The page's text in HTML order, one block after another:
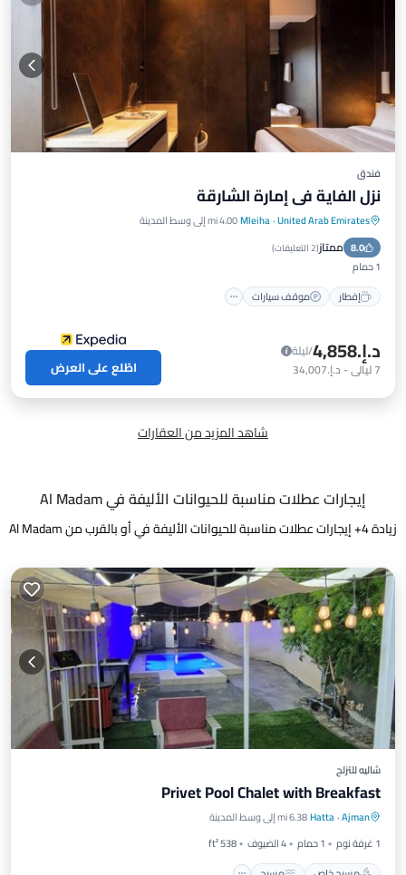
فندق
نزل الفاية في إمارة الشارقة
United Arab Emirates
·
Mleiha4.00 mi إلى وسط المدينة
8.0 ممتاز(2 التعليقات )
1 حمام
إفطار
موقف سيارات
إفطار
د.إ.‏4,858
/ليلة
7ليالي- د.إ.‏34,007 اطّلع على العرض
شاهد المزيد من العقارات
إيجارات عطلات مناسبة للحيوانات الأليفة في Al Madam
زيادة4+ إيجارات عطلات مناسبة للحيوانات الأليفة في أو بالقرب من Al Madam
شاليه للتزلج
Privet Pool Chalet with Breakfast
Ajman
·
Hatta6.38 mi إلى وسط المدينة
1 غرفة نوم
1 حمام 4 الضيوف
538 ft²
مسبح خاص مسبح
شرفة / تراس
مطبخ